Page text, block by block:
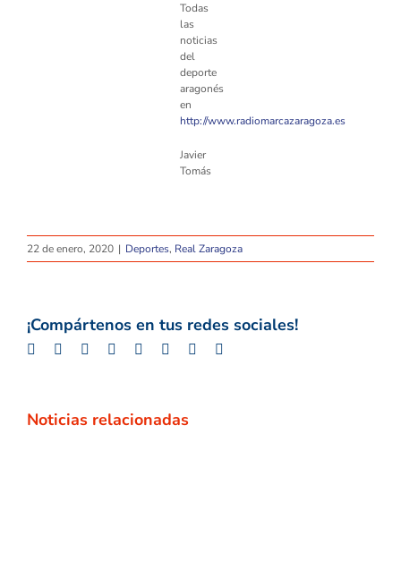
Todas
las
noticias
del
deporte
aragonés
en
http://www.radiomarcazaragoza.es
Javier
Tomás
22 de enero, 2020 | Deportes, Real Zaragoza
¡Compártenos en tus redes sociales!
Facebook
TwitterLinkedInWhatsappGoogle+
TumblrPinterest
Noticias relacionadas